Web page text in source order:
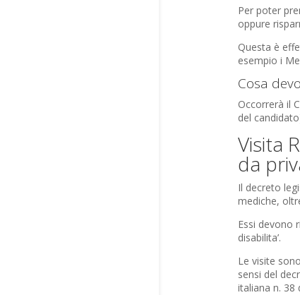
Per poter
oppure
Questa è
esempio i
Cosa
Occorrerà il
del
Visita
da
Il decreto
mediche,
Essi devono
disabilita’.
Le visite
sensi del
italiana n. 38